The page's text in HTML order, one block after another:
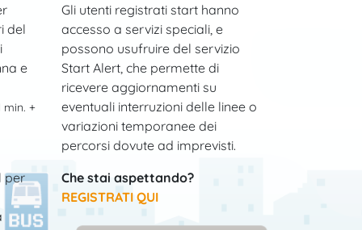
del
e
min. +
per
Gli utenti registrati start hanno
accesso a servizi speciali, e
possono usufruire del servizio
Start Alert, che permette di
ricevere aggiornamenti su
eventuali interruzioni delle linee o
variazioni temporanee dei
percorsi dovute ad imprevisti.
Che stai aspettando?
REGISTRATI QUI